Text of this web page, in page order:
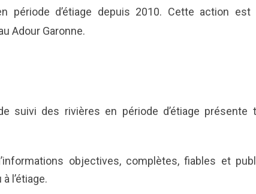
période d’étiage depuis 2010. Cette action est
Adour Garonne.
suivi des rivières en période d’étiage présente
objectives, complètes, fiables et
l’étiage.